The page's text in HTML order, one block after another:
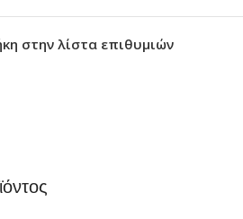
στην λίστα επιθυμιών